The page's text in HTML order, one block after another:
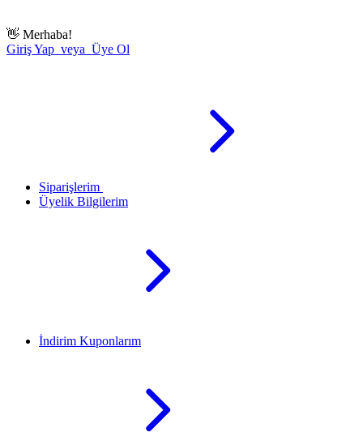
👋 Merhaba!
Giriş Yap veya Üye Ol
Siparişlerim
Üyelik Bilgilerim
İndirim Kuponlarım